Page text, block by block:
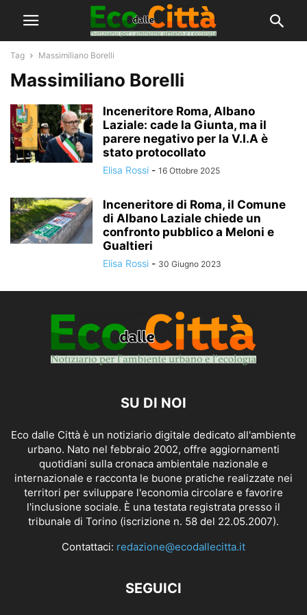
Tag Massimiliano Borelli
Massimiliano Borelli
Inceneritore Roma, Albano
Laziale: cade la Giunta, ma il
parere negativo per la V.I.A è
stato protocollato
Elisa Rossi - 16 Ottobre 2025
Inceneritore di Roma, il Comune
di Albano Laziale chiede un
confronto pubblico a Meloni e
Gualtieri
Elisa Rossi - 30 Giugno 2023
SU DI NOI
Eco dalle Città è un notiziario digitale dedicato all'ambiente
urbano. Nato nel febbraio 2002, offre aggiornamenti
quotidiani sulla cronaca ambientale nazionale e
internazionale e racconta le buone pratiche realizzate nei
territori per sviluppare l'economia circolare e favorire
l'inclusione sociale. È una testata registrata presso il
tribunale di Torino (iscrizione n. 58 del 22.05.2007).
Contattaci: redazione@ecodallecitta.it
SEGUICI